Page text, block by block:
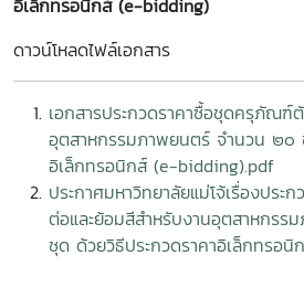
อิเล็กทรอนิกส์ (e-bidding)
ดาวน์โหลดไฟล์เอกสาร
เอกสารประกวดราคาซื้อชุดครุภัณฑ์
อุตสาหกรรมภาพยนตร์ จำนวน ๒๐
อิเล็กทรอนิกส์ (e-bidding).pdf
ประกาศมหาวิทยาลัยแม่โจ้เรื่องประ
ต่อและย้อมสีสำหรับงานอุตสาหกร
ชุด ด้วยวิธีประกวดราคาอิเล็กทรอ